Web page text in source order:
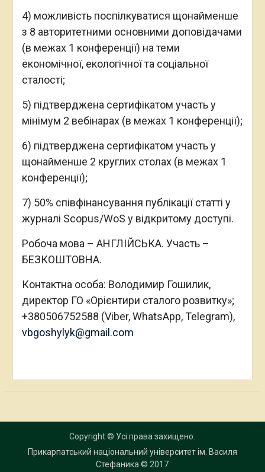
4) можливість поспілкуватися щонайменше
з 8 авторитетними основними доповідачами
(в межах 1 конференції) на теми
економічної, екологічної та соціальної
сталості;
5) підтверджена сертифікатом участь у
мінімум 2 вебінарах (в межах 1 конференції);
6) підтверджена сертифікатом участь у
щонайменше 2 круглих столах (в межах 1
конференції);
7) 50% співфінансування публікації статті у
журналі Scopus/WoS у відкритому доступі.
Робоча мова – АНГЛІЙСЬКА. Участь –
БЕЗКОШТОВНА.
Контактна особа: Володимир Гошилик,
директор ГО «Орієнтири сталого розвитку»;
+380506752588 (Viber, WhatsApp, Telegram),
vbgoshylyk@gmail.com
Copyright © Усі права захищено.
Прикарпатський національний університет ім. Василя
Стефаника© 2017